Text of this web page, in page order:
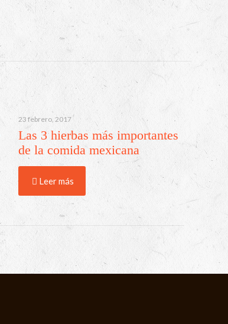
23 febrero, 2017
Las 3 hierbas más importantes
de la comida mexicana
Leer más